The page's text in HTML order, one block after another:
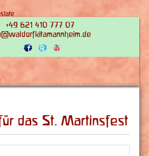
+49 621 410 777 07
das St. Martinsfest